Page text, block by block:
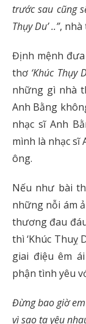
trước sau cũng
Thụy Du’ ..”, nhà
Định mệnh
thơ ‘Khúc Thụy
những gì nhà
Anh Bằng
nhạc sĩ Anh
mình là nhạc sĩ
ông.
Nếu như bài
những nỗi ám
thương đau
thì ‘Khúc Thuỵ
giai điệu êm
phận tình yêu
Đừng bao giờ
vì sao ta yêu